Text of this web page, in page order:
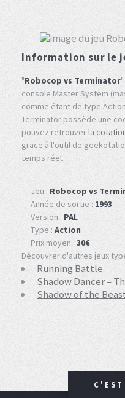
Information sur le
"Robocop vs Terminator
console Master System
comme étant de type
Terminator possède une
pouvez retrouverla
grace à l'outil de
temps réel.
Jeu : Robocop vs
Année de sortie : 1993
Version : PAL
Type : Action
Prix moyen : 30€
Découvrer d'autres jeux
Running Battle
Shadow Dancer –
Shadow of the